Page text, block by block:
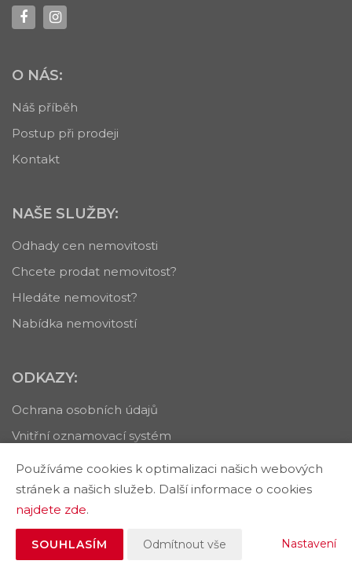
O NÁS:
Náš příběh
Postup při prodeji
Kontakt
NAŠE SLUŽBY:
Odhady cen nemovitosti
Chcete prodat nemovitost?
Hledáte nemovitost?
Nabídka nemovitostí
ODKAZY:
Ochrana osobních údajů
Vnitřní oznamovací systém
Vytvořeno v systému
Tomawell s.r.o. © 2026
Používáme cookies k optimalizaci našich webových
stránek a našich služeb. Další informace o cookies
najdete zde.
SOUHLASÍM Odmítnout vše Nastavení